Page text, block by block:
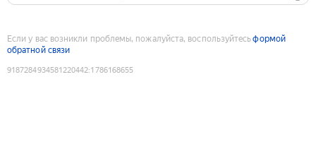
Если у вас возникли проблемы, пожалуйста, воспользуйтесьформой
обратной связи
9187284934581220442:1786168655